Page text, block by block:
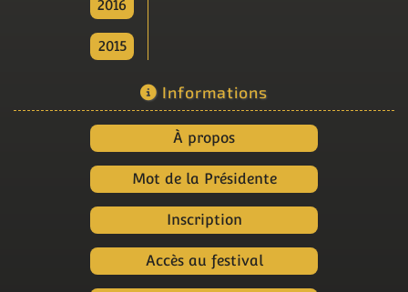
2016
2015
Informations
À propos
Mot de la Présidente
Inscription
Accès au festival